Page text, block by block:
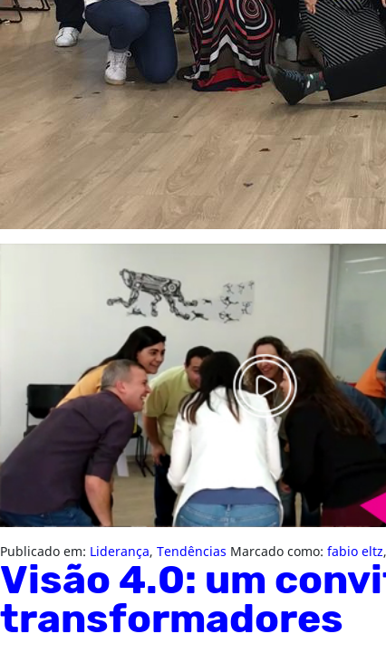
Publicado em: Liderança, Tendências Marcado como: fabio eltz,
Visão 4.0: um
transformadores